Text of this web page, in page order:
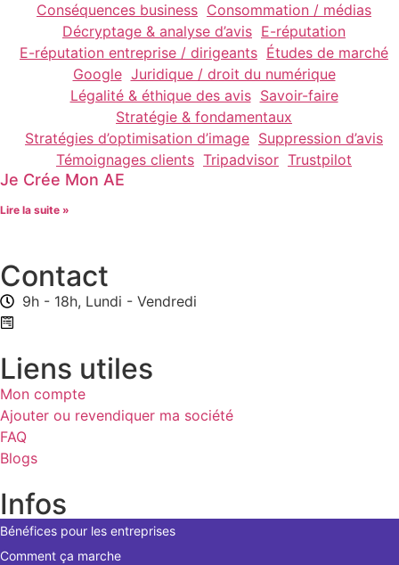
Conséquences business Consommation / médias
Décryptage & analyse d’avis E-réputation
E-réputation entreprise / dirigeants Études de marché
Google Juridique / droit du numérique
Légalité & éthique des avis Savoir-faire
Stratégie & fondamentaux
Stratégies d’optimisation d’image Suppression d’avis
Témoignages clients Tripadvisor Trustpilot
Je Crée Mon AE
Lire la suite »
Contact
9h - 18h, Lundi - Vendredi
Liens utiles
Mon compte
Ajouter ou revendiquer ma société
FAQ
Blogs
Infos
Bénéfices pour les entreprises
Comment ça marche